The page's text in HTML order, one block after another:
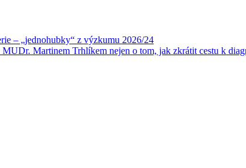
–⁠ „jednohubky“ z výzkumu 2026/24
Martinem Trhlíkem nejen o tom, jak zkrátit cestu k